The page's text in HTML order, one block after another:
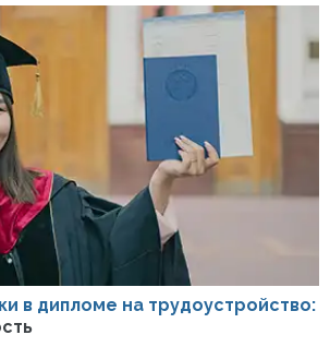
в дипломе на трудоустройство: